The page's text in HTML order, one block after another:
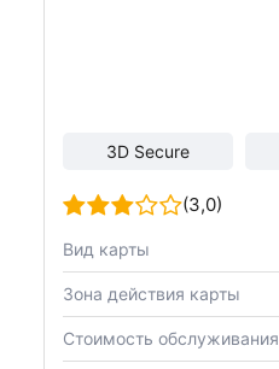
3D Secure
(3,0)
Вид карты
Зона действия карты
Стоимость обслуживания